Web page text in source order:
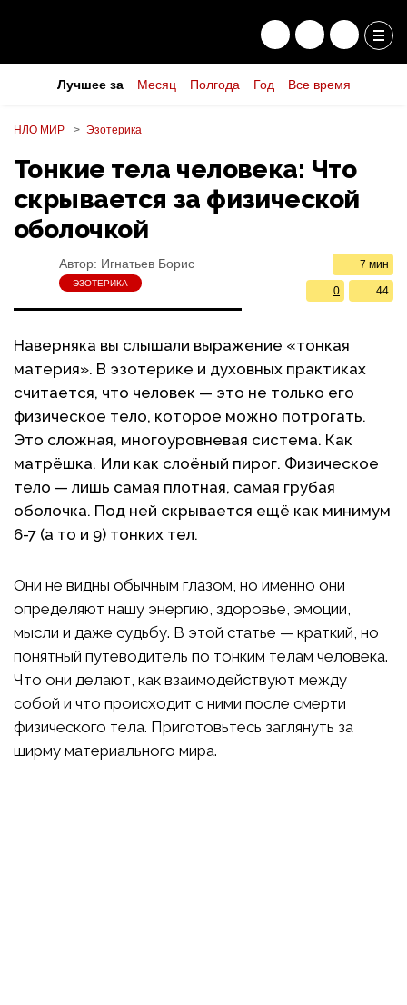
Лучшее за Месяц Полгода Год Все время
НЛО МИР Эзотерика
Тонкие тела человека: Что
скрывается за физической
оболочкой
Автор: Игнатьев Борис
ЭЗОТЕРИКА
7 мин
44
0
Наверняка вы слышали выражение «тонкая
материя». В эзотерике и духовных практиках
считается, что человек — это не только его
физическое тело, которое можно потрогать.
Это сложная, многоуровневая система. Как
матрёшка. Или как слоёный пирог. Физическое
тело — лишь самая плотная, самая грубая
оболочка. Под ней скрывается ещё как минимум
6-7 (а то и 9) тонких тел.
Они не видны обычным глазом, но именно они
определяют нашу энергию, здоровье, эмоции,
мысли и даже судьбу. В этой статье — краткий, но
понятный путеводитель по тонким телам человека.
Что они делают, как взаимодействуют между
собой и что происходит с ними после смерти
физического тела. Приготовьтесь заглянуть за
ширму материального мира.